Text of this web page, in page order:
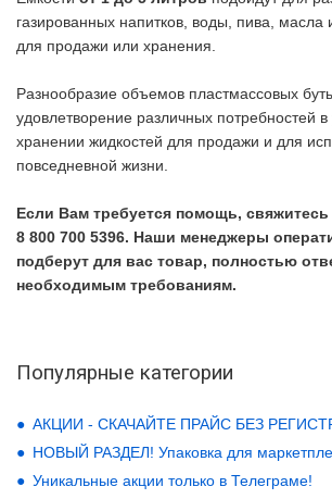
газированных напитков, воды, пива, масла
для продажи или хранения.
Разнообразие объемов пластмассовых
удовлетворение различных потребностей в
хранении жидкостей для продажи и для
повседневной жизни.
Если Вам требуется помощь,
8 800 700 5396. Наши менеджеры
подберут для вас товар, полностью
необходимым требованиям.
Популярные категории
АКЦИИ - СКАЧАЙТЕ ПРАЙС БЕЗ
НОВЫЙ РАЗДЕЛ! Упаковка для
Уникальные акции только в Телеграме!